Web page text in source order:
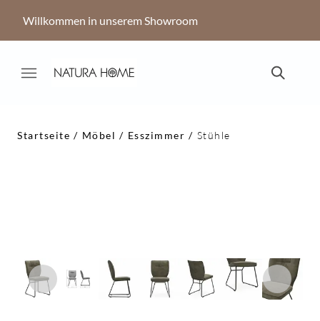
Willkommen in unserem Showroom
Startseite Möbel Esszimmer Stühle